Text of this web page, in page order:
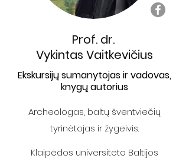
Prof. dr.
Vykintas Vaitkevičius
Ekskursijų sumanytojas ir vadovas,
knygų autorius
Archeologas, baltų šventviečių
tyrinėtojas ir žygeivis.
Klaipėdos universiteto Baltijos